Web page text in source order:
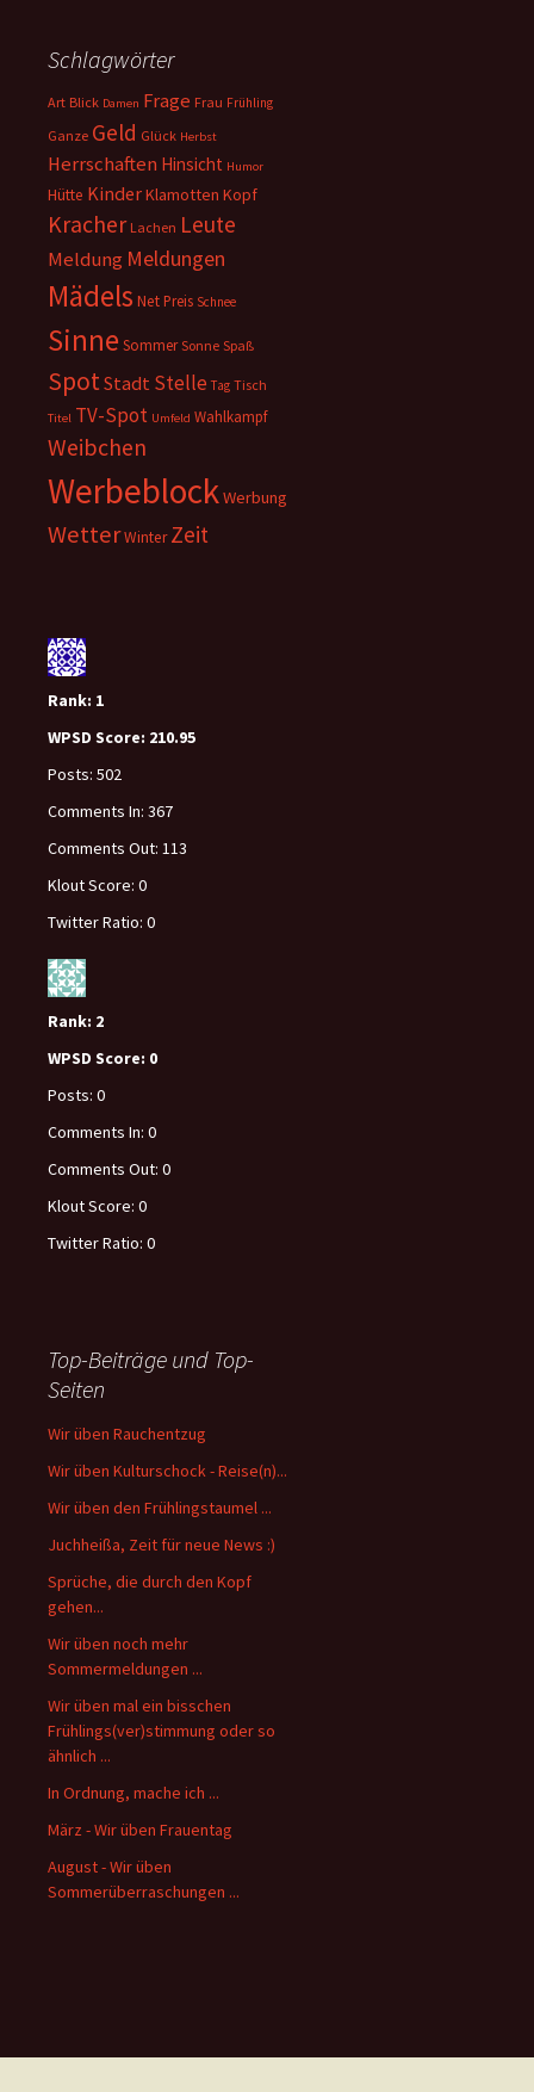
Schlagwörter
Art Blick Damen Frage Frau Frühling
Ganze Geld Glück Herbst
Herrschaften Hinsicht Humor
Hütte KinderKlamotten Kopf
Kracher Lachen Leute
Meldung Meldungen
Mädels NetPreis Schnee
Sinne Sommer Sonne Spaß
SpotStadt Stelle Tag Tisch
Titel TV-Spot Umfeld Wahlkampf
Weibchen
WerbeblockWerbung
WetterWinter Zeit
Rank: 1
WPSD Score: 210.95
Posts: 502
Comments In: 367
Comments Out: 113
Klout Score: 0
Twitter Ratio: 0
Rank: 2
WPSD Score: 0
Posts: 0
Comments In: 0
Comments Out: 0
Klout Score: 0
Twitter Ratio: 0
Top-Beiträge und Top-
Seiten
Wir üben Rauchentzug
Wir üben Kulturschock - Reise(n)...
Wir üben den Frühlingstaumel ...
Juchheißa, Zeit für neue News :)
Sprüche, die durch den Kopf
gehen...
Wir üben noch mehr
Sommermeldungen ...
Wir üben mal ein bisschen
Frühlings(ver)stimmung oder so
ähnlich ...
In Ordnung, mache ich ...
März - Wir üben Frauentag
August - Wir üben
Sommerüberraschungen ...